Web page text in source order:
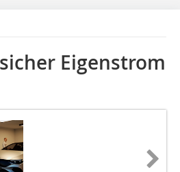
Eigenstrom